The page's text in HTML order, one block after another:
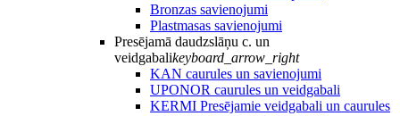
Bronzas savienojumi
Plastmasas savienojumi
Presējamā daudzslāņu c. un
veidgabalikeyboard_arrow_right
KAN caurules un savienojumi
UPONOR caurules un veidgabali
KERMI Presējamie veidgabali un caurules